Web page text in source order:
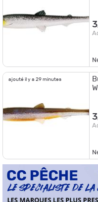
ajouté il y a 29 minutes